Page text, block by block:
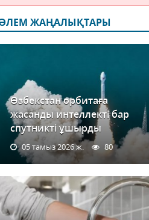
ЖАҢАЛЫҚТАРЫ
Өзбекстан орбитаға
жасанды интеллекті бар
спутникті ұшырды
05 тамыз 2026 ж. 80